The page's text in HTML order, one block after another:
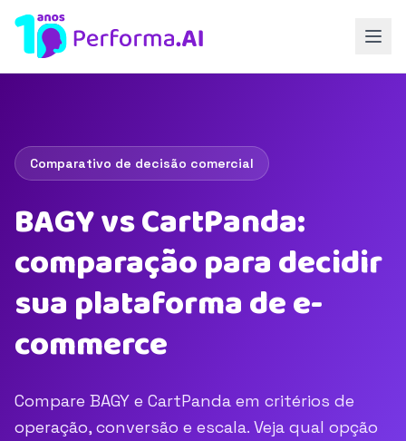
Comparativo de decisão comercial
BAGY vs CartPanda:
comparação para decidir
sua plataforma de e-
commerce
Compare BAGY e CartPanda em critérios de
operação, conversão e escala. Veja qual opção